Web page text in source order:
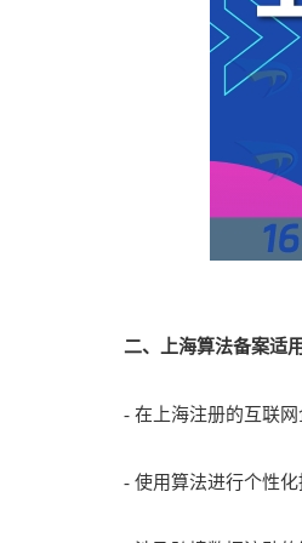
二、上海算法备案适用
- 在上海注册的互联网
- 使用算法进行个性化